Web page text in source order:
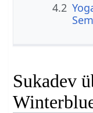
4.2
Sukadev